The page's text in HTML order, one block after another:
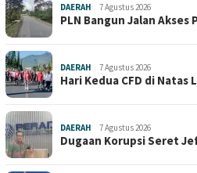
DAERAH 7 Agustus 2026
PLN Bangun Jalan
DAERAH 7 Agustus 2026
Hari Kedua CFD di
DAERAH 7 Agustus 2026
Dugaan Korupsi Seret